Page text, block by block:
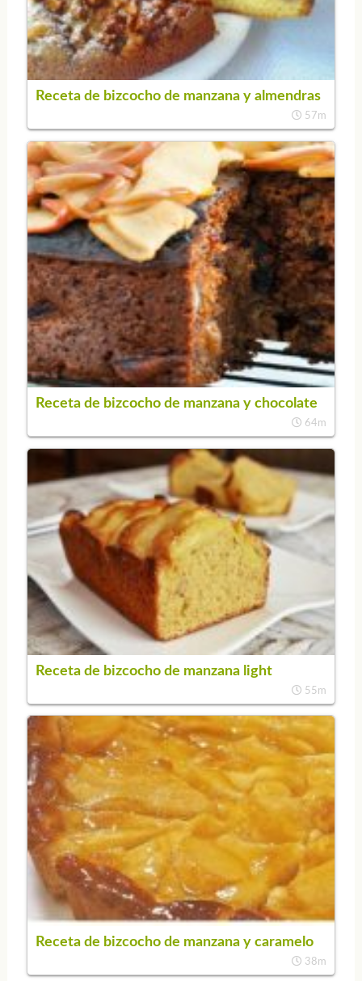
Receta de bizcocho de manzana y almendras
57m
Receta de bizcocho de manzana y chocolate
64m
Receta de bizcocho de manzana light
55m
Receta de bizcocho de manzana y caramelo
38m